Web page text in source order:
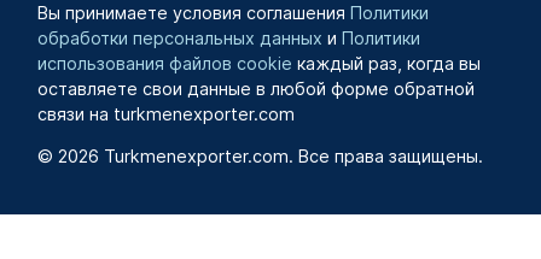
Вы принимаете условия соглашенияПолитики
обработки персональных данных иПолитики
использования файлов cookie каждый раз, когда вы
оставляете свои данные в любой форме обратной
связи на turkmenexporter.com
© 2026 Turkmenexporter.com. Все права защищены.